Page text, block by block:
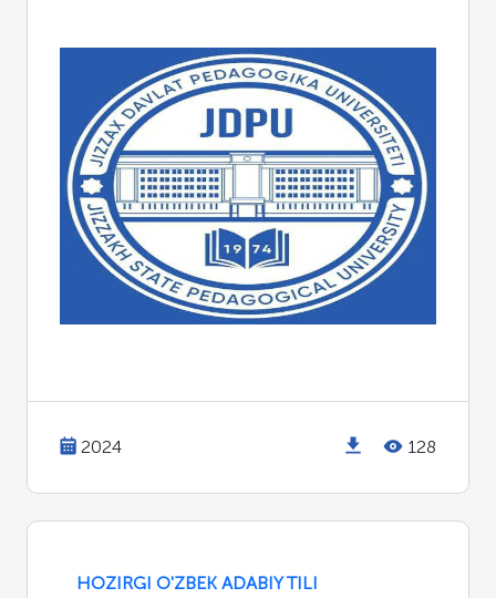
2024 128
HOZIRGI O'ZBEK ADABIY TILI